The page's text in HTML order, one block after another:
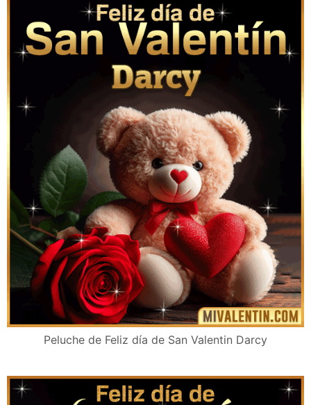
Peluche de Feliz día de San Valentin Darcy